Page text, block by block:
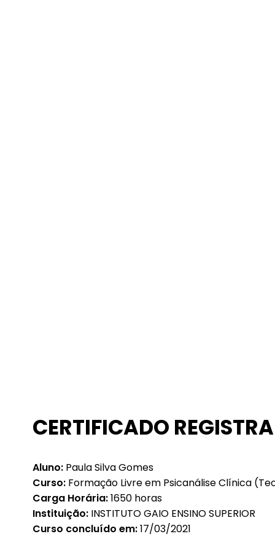
CERTIFICADO
Aluno: Paula Silva Gomes
Curso: Formação Livre em Psicanálise Clínica
Carga Horária:1650 horas
Instituição: INSTITUTO GAIO ENSINO SUPERIOR
Curso concluído em:17/03/2021